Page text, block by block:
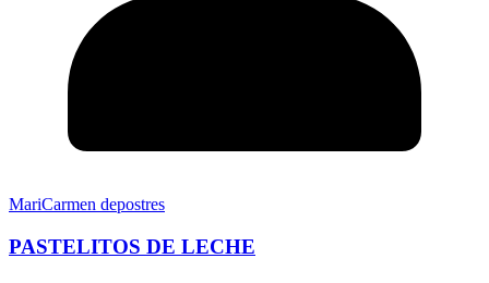
MariCarmen depostres
PASTELITOS DE LECHE